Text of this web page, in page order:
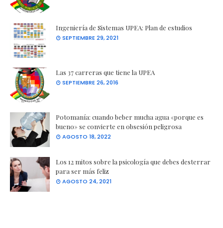
Ingeniería de Sistemas UPEA: Plan de estudios
SEPTIEMBRE 29, 2021
Las 37 carreras que tiene la UPEA
SEPTIEMBRE 26, 2016
Potomanía: cuando beber mucha agua «porque es
bueno» se convierte en obsesión peligrosa
AGOSTO 18, 2022
Los 12 mitos sobre la psicología que debes desterrar
para ser más feliz
AGOSTO 24, 2021